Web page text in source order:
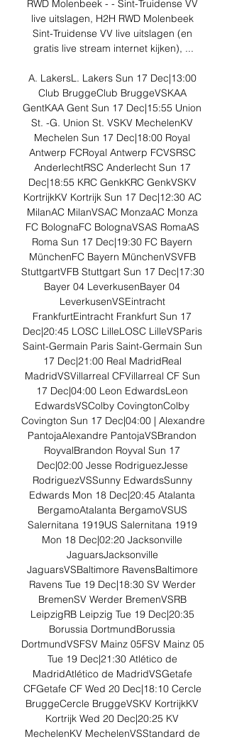
RWD Molenbeek - - Sint-Truidense VV
live uitslagen, H2H RWD Molenbeek
Sint-Truidense VV live uitslagen (en
gratis live stream internet kijken), ...
A. LakersL. Lakers Sun 17 Dec|13:00
Club BruggeClub BruggeVSKAA
GentKAA Gent Sun 17 Dec|15:55 Union
St. -G. Union St. VSKV MechelenKV
Mechelen Sun 17 Dec|18:00 Royal
Antwerp FCRoyal Antwerp FCVSRSC
AnderlechtRSC Anderlecht Sun 17
Dec|18:55 KRC GenkKRC GenkVSKV
KortrijkKV Kortrijk Sun 17 Dec|12:30 AC
MilanAC MilanVSAC MonzaAC Monza
FC BolognaFC BolognaVSAS RomaAS
Roma Sun 17 Dec|19:30 FC Bayern
MünchenFC Bayern MünchenVSVFB
StuttgartVFB Stuttgart Sun 17 Dec|17:30
Bayer 04 LeverkusenBayer 04
LeverkusenVSEintracht
FrankfurtEintracht Frankfurt Sun 17
Dec|20:45 LOSC LilleLOSC LilleVSParis
Saint-Germain Paris Saint-Germain Sun
17 Dec|21:00 Real MadridReal
MadridVSVillarreal CFVillarreal CF Sun
17 Dec|04:00 Leon EdwardsLeon
EdwardsVSColby CovingtonColby
Covington Sun 17 Dec|04:00 | Alexandre
PantojaAlexandre PantojaVSBrandon
RoyvalBrandon Royval Sun 17
Dec|02:00 Jesse RodriguezJesse
RodriguezVSSunny EdwardsSunny
Edwards Mon 18 Dec|20:45 Atalanta
BergamoAtalanta BergamoVSUS
Salernitana 1919US Salernitana 1919
Mon 18 Dec|02:20 Jacksonville
JaguarsJacksonville
JaguarsVSBaltimore RavensBaltimore
Ravens Tue 19 Dec|18:30 SV Werder
BremenSV Werder BremenVSRB
LeipzigRB Leipzig Tue 19 Dec|20:35
Borussia DortmundBorussia
DortmundVSFSV Mainz 05FSV Mainz 05
Tue 19 Dec|21:30 Atlético de
MadridAtlético de MadridVSGetafe
CFGetafe CF Wed 20 Dec|18:10 Cercle
BruggeCercle BruggeVSKV KortrijkKV
Kortrijk Wed 20 Dec|20:25 KV
MechelenKV MechelenVSStandard de